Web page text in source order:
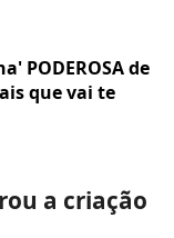
PODEROSA de
que vai te
a criação